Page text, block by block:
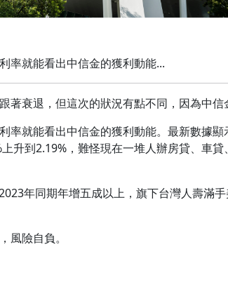
率就能看出中信金的獲利動能...
著衰退，但這次的狀況有點不同，因為中
率就能看出中信金的獲利動能。最新數據
升到2.19%，難怪現在一堆人辦房貸、車
年同期年增五成以上，旗下台灣人壽滿
風險自負。